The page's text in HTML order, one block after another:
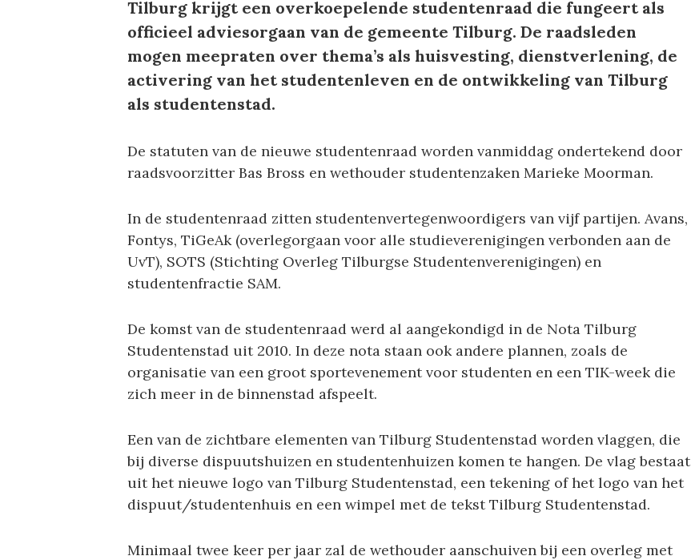
Tilburg krijgt een overkoepelende studentenraad die fungeert als
officieel adviesorgaan van de gemeente Tilburg. De raadsleden
mogen meepraten over thema’s als huisvesting, dienstverlening, de
activering van het studentenleven en de ontwikkeling van Tilburg
als studentenstad.
De statuten van de nieuwe studentenraad worden vanmiddag ondertekend door
raadsvoorzitter Bas Bross en wethouder studentenzaken Marieke Moorman.
In de studentenraad zitten studentenvertegenwoordigers van vijf partijen. Avans,
Fontys, TiGeAk (overlegorgaan voor alle studieverenigingen verbonden aan de
UvT), SOTS (Stichting Overleg Tilburgse Studentenverenigingen) en
studentenfractie SAM.
De komst van de studentenraad werd al aangekondigd in de Nota Tilburg
Studentenstad uit 2010. In deze nota staan ook andere plannen, zoals de
organisatie van een groot sportevenement voor studenten en een TIK-week die
zich meer in de binnenstad afspeelt.
Een van de zichtbare elementen van Tilburg Studentenstad worden vlaggen, die
bij diverse dispuutshuizen en studentenhuizen komen te hangen. De vlag bestaat
uit het nieuwe logo van Tilburg Studentenstad, een tekening of het logo van het
dispuut/studentenhuis en een wimpel met de tekst Tilburg Studentenstad.
Minimaal twee keer per jaar zal de wethouder aanschuiven bij een overleg met